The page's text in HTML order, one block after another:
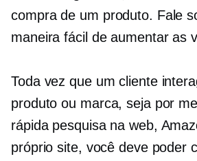
compra de um produto. Fale
maneira fácil de aumentar as
Toda vez que um cliente
produto ou marca, seja por
rápida pesquisa na web,
próprio site, você deve poder